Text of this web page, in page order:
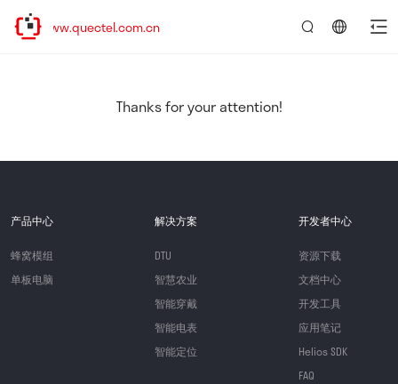
www.quectel.com.cn
Thanks for your attention!
产品中心
蜂窝模组
单板电脑
解决方案
DTU
智慧农业
智能穿戴
智能电表
智能定位
开发者中心
资源下载
文档中心
开发工具
应用笔记
Helios SDK
FAQ